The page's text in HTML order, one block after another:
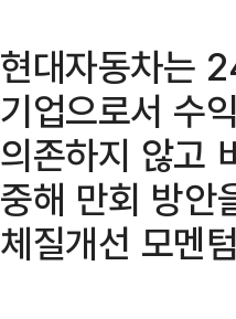
현대자동차는
기업으로서 수
의존하지 않고
중해 만회 방안
체질개선 모멘